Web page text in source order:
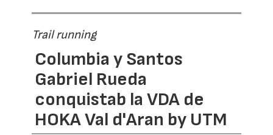
Trail running
Columbia y Santos
Gabriel Rueda
conquistab la VDA de
HOKA Val d'Aran by UTM